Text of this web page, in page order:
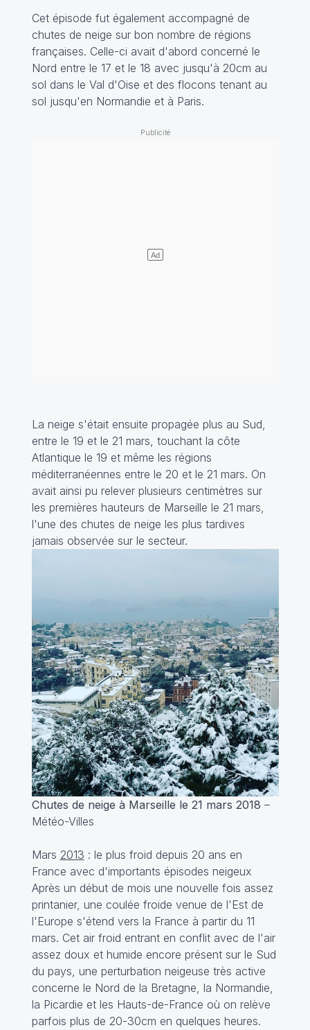
Cet épisode fut également accompagné de
chutes de neige sur bon nombre de régions
françaises. Celle-ci avait d'abord concerné le
Nord entre le 17 et le 18 avec jusqu'à 20cm au
sol dans le Val d'Oise et des flocons tenant au
sol jusqu'en Normandie et à Paris.
La neige s'était ensuite propagée plus au Sud,
entre le 19 et le 21 mars, touchant la côte
Atlantique le 19 et même les régions
méditerranéennes entre le 20 et le 21 mars. On
avait ainsi pu relever plusieurs centimètres sur
les premières hauteurs de Marseille le 21 mars,
l'une des chutes de neige les plus tardives
jamais observée sur le secteur.
Chutes de neige à Marseille le 21 mars 2018 –
Météo-Villes
Mars 2013 : le plus froid depuis 20 ans en
France avec d'importants épisodes neigeux
Après un début de mois une nouvelle fois assez
printanier, une coulée froide venue de l'Est de
l'Europe s'étend vers la France à partir du 11
mars. Cet air froid entrant en conflit avec de l'air
assez doux et humide encore présent sur le Sud
du pays, une perturbation neigeuse très active
concerne le Nord de la Bretagne, la Normandie,
la Picardie et les Hauts-de-France où on relève
parfois plus de 20-30cm en quelques heures.